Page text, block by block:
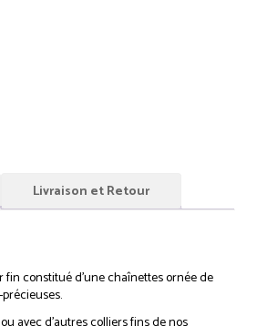
Livraison et Retour
fin constitué d’une chaînettes ornée de